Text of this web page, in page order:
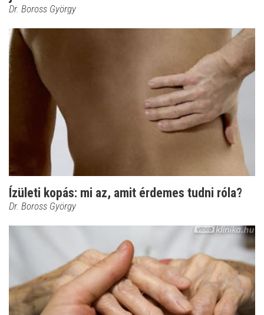
Dr. Boross György
Ízületi kopás: mi az, amit érdemes tudni róla?
Dr. Boross György